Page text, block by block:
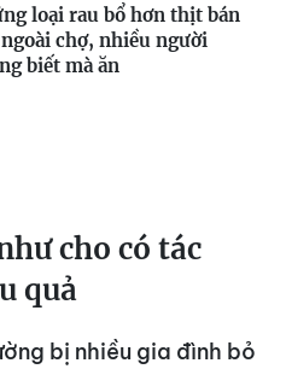
loại rau bổ hơn thịt bán
chợ, nhiều người
biết mà ăn
cho có tác
quả
bị nhiều gia đình bỏ